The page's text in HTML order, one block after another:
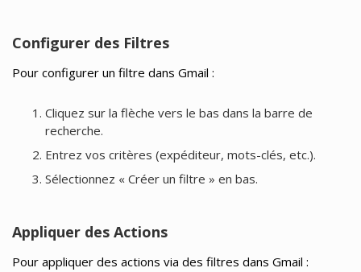
Configurer des Filtres
Pour configurer un filtre dans Gmail :
Cliquez sur la flèche vers le bas dans la barre de
recherche.
Entrez vos critères (expéditeur, mots-clés, etc.).
Sélectionnez « Créer un filtre » en bas.
Appliquer des Actions
Pour appliquer des actions via des filtres dans Gmail :